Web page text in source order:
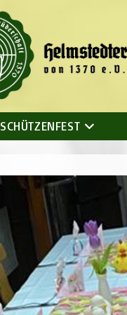
SCHÜTZENFEST